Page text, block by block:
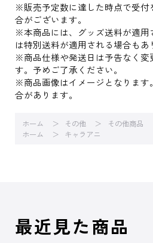
※販売予定数に達した時点で受付
合がございます。
※本商品には、グッズ送料が適用
は特別送料が適用される場合もあ
※商品仕様や発送日は予告なく変
す。予めご了承ください。
※商品画像はイメージとなります
合があります。
ホーム その他
その他商品
ホーム
キャラアニ
最近見た商品